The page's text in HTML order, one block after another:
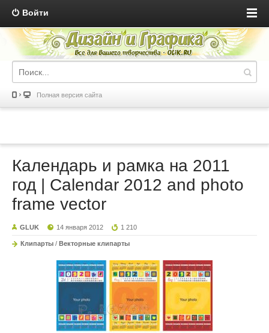
Войти
Полная версия сайта
Календарь и рамка на 2011
год | Calendar 2012 and photo
frame vector
GLUK 14 января 2012 1 210
Клипарты / Векторные клипарты